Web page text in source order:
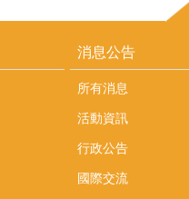
消息公告
所有消息
活動資訊
行政公告
國際交流